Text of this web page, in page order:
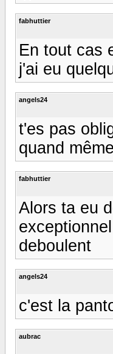
fabhuttier
En tout cas
j'ai eu
angels24
t'es pas
quand
fabhuttier
Alors ta eu
deboulent
angels24
c'est la
aubrac